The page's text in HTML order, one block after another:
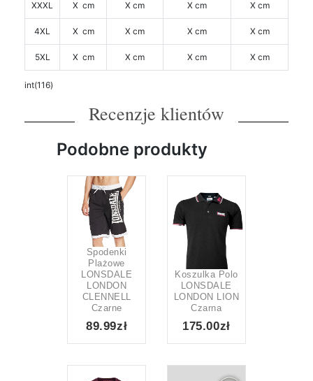
XXXL X cm X cm X cm X cm
4XL X cm X cm X cm X cm
5XL X cm X cm X cm X cm
int(116)
Recenzje klientów
Podobne produkty
Spodenki
Plażowe
LONSDALE
LONDON
CLENNELL
Czarne
89.99zł
Koszulka Polo
LONSDALE
LONDON LION
Czarna
175.00zł